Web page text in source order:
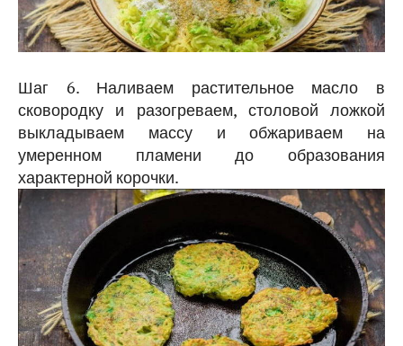
Шаг 6. Наливаем растительное масло в
сковородку и разогреваем, столовой ложкой
выкладываем массу и обжариваем на
умеренном пламени до образования
характерной корочки.